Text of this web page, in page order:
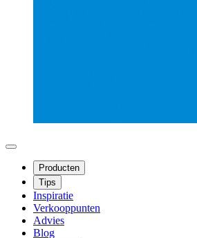
Producten
Tips
Inspiratie
Verkooppunten
Advies
Blog